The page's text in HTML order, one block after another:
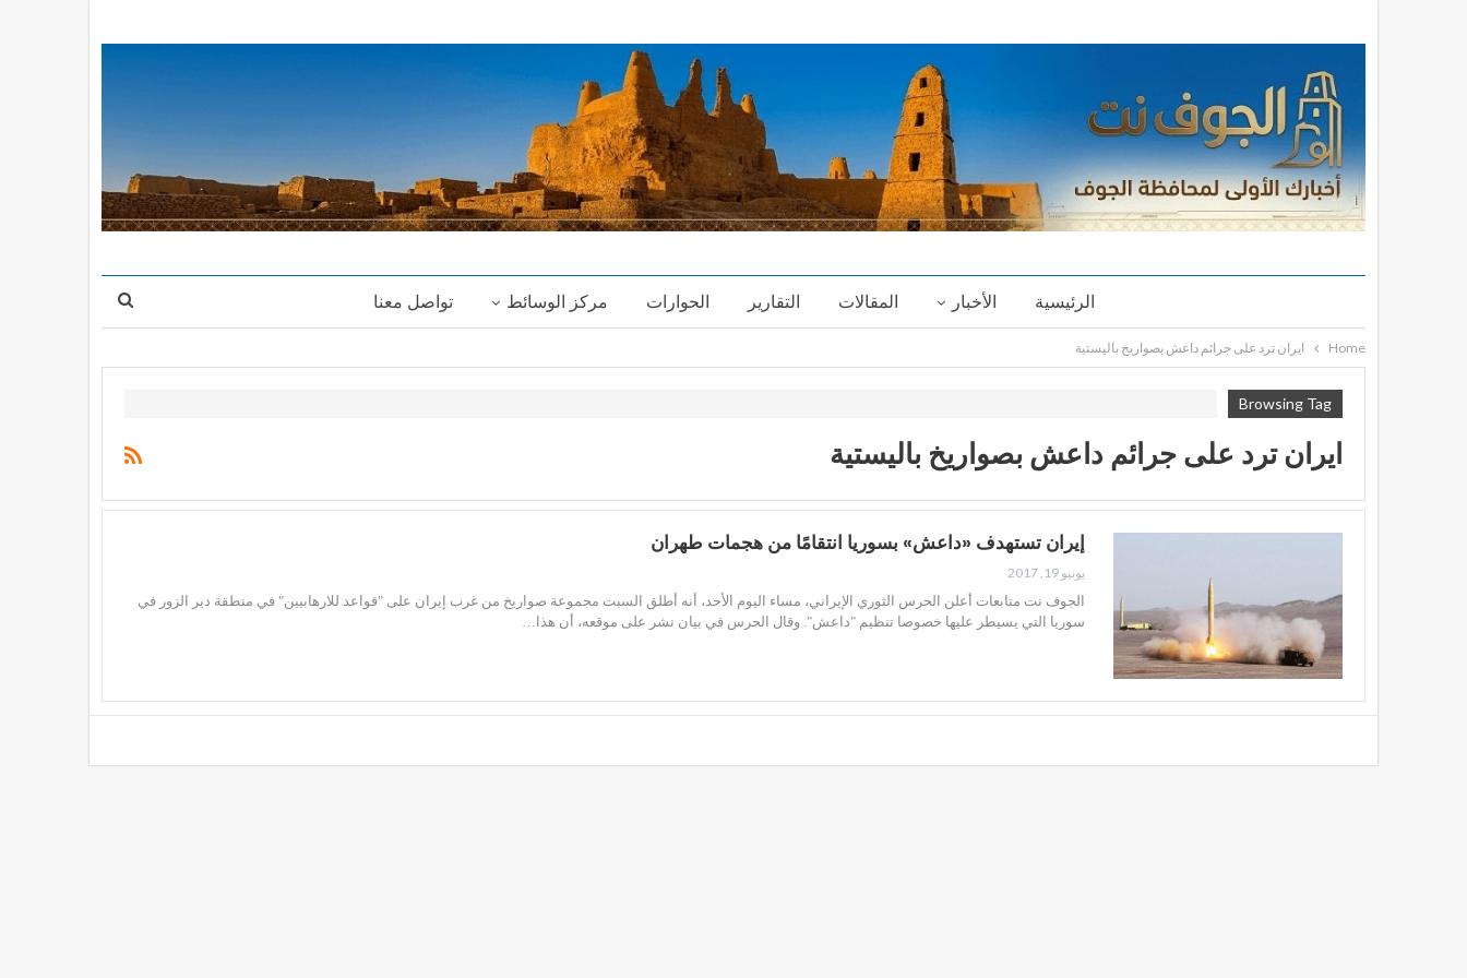
الرئيسية الأخبار المقالات التقارير الحوارات مركز الوسائط تواصل معنا
Home ايران ترد على جرائم داعش بصواريخ باليستية
Browsing Tag
ايران ترد على جرائم داعش بصواريخ باليستية
إيران تستهدف «داعش» بسوريا انتقامًا من هجمات طهران
يونيو 19, 2017
الجوف نت متابعات أعلن الحرس الثوري الإيراني، مساء اليوم الأحد، أنه أطلق السبت مجموعة صواريخ من غرب إيران على "قواعد للارهابيين" في منطقة دير الزور في
سوريا التي يسيطر عليها خصوصا تنظيم "داعش". وقال الحرس في بيان نشر على موقعه، أن هذا…